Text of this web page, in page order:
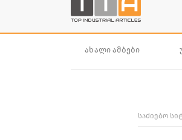
ახალი ამბები
საძიებო